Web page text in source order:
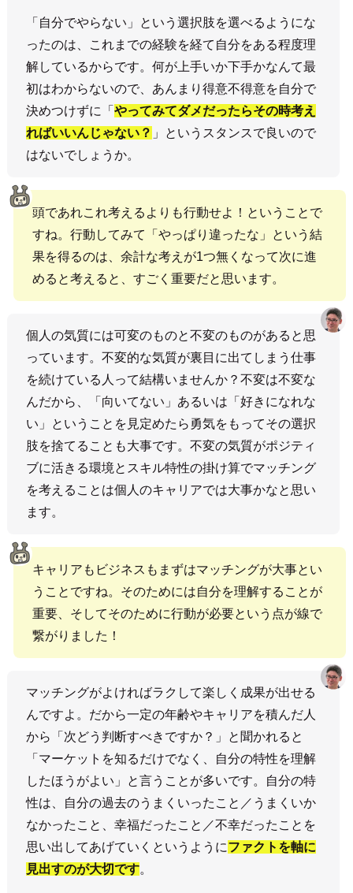
「自分でやらない」という選択肢を選べるようにな
ったのは、これまでの経験を経て自分をある程度理
解しているからです。何が上手いか下手かなんて最
初はわからないので、あんまり得意不得意を自分で
決めつけずに「 やってみてダメだったらその時考え
ればいいんじゃない？ 」というスタンスで良いので
はないでしょうか。
頭であれこれ考えるよりも行動せよ！ということで
すね。行動してみて「やっぱり違ったな」という結
果を得るのは、余計な考えが1つ無くなって次に進
めると考えると、すごく重要だと思います。
個人の気質には可変のものと不変のものがあると思
っています。不変的な気質が裏目に出てしまう仕事
を続けている人って結構いませんか？不変は不変な
んだから、「向いてない」あるいは「好きになれな
い」ということを見定めたら勇気をもってその選択
肢を捨てることも大事です。不変の気質がポジティ
ブに活きる環境とスキル特性の掛け算でマッチング
を考えることは個人のキャリアでは大事かなと思い
ます。
キャリアもビジネスもまずはマッチングが大事とい
うことですね。そのためには自分を理解することが
重要、そしてそのために行動が必要という点が線で
繋がりました！
マッチングがよければラクして楽しく成果が出せる
んですよ。だから一定の年齢やキャリアを積んだ人
から「次どう判断すべきですか？」と聞かれると
「マーケットを知るだけでなく、自分の特性を理解
したほうがよい」と言うことが多いです。自分の特
性は、自分の過去のうまくいったこと／うまくいか
なかったこと、幸福だったこと／不幸だったことを
思い出してあげていくというようにファクトを軸に
見出すのが大切です。